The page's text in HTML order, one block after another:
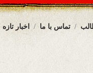
اخبار تازه تماس با ما